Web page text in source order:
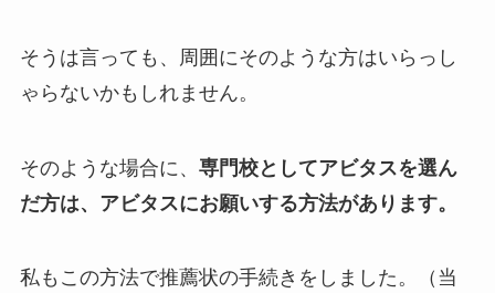
そうは言っても、周囲にそのような方はいらっし
ゃらないかもしれません。
そのような場合に、 専門校としてアビタスを選ん
だ方は、アビタスにお願いする方法があります。
私もこの方法で推薦状の手続きをしました。（当